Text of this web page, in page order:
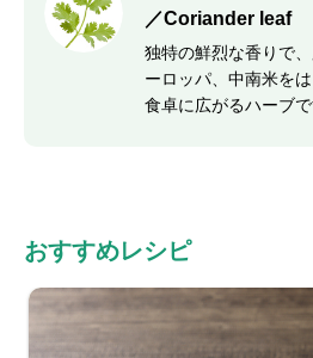
／Coriander leaf
独特の鮮烈な香りで
ーロッパ、中南米を
食卓に広がるハーブで
おすすめレシピ